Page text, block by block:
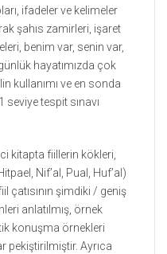
ifadeler ve kelimeler
şahıs zamirleri, işaret
benim var, senin var,
hayatımızda çok
kullanımı ve en sonda
tespit sınavı
kitapta fiillerin kökleri,
Nif’al, Pual, Huf’al)
çatısının şimdiki / geniş
anlatılmış, örnek
konuşma örnekleri
pekiştirilmiştir. Ayrıca